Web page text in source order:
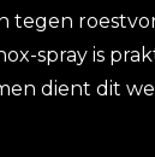
tegen
spray is
dient dit